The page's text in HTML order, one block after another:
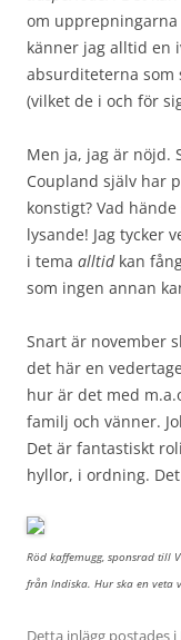
om
känner jag alltid en
absurditeterna som
(vilket de i och för
Men ja, jag är nöjd.
Coupland själv har
konstigt? Vad
lysande! Jag tycker
i tema alltidkan
som ingen annan
Snart är november
det här en
hur är det med
familj och vänner.
Det är fantastiskt
hyllor, i ordning.
Röd kaffemugg, sponsrad till
från Indiska. Hur ska en veta
Detta inlägg postades i